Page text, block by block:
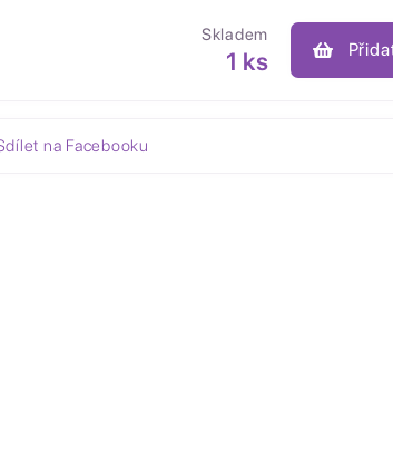
Skladem
1 ks
na Facebooku